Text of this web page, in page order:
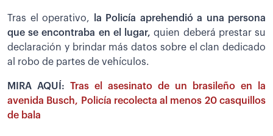
Tras el operativo, la Policía aprehendió a una persona
que se encontraba en el lugar,quien deberá prestar su
declaración y brindar más datos sobre el clan dedicado
al robo de partes de vehículos.
MIRA AQUÍ: Tras el asesinato de un brasileño en la
avenida Busch, Policía recolecta al menos 20 casquillos
de bala